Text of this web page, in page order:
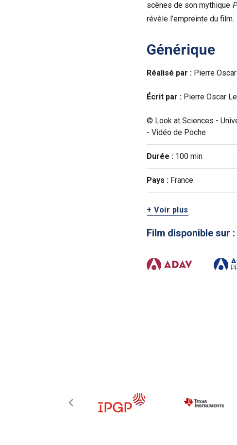
scènes de son mythique
révèle l’empreinte du film.
Générique
Réalisé par : Pierre
Écrit par : Pierre Oscar
© Look at Sciences -
- Vidéo de Poche
Durée : 100 min
Pays : France
+ Voir plus
Film disponible sur :